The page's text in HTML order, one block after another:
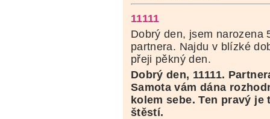
11111
Dobrý den, jsem narozena
partnera. Najdu v blízké
přeji pěkný den.
Dobrý den, 11111.
Samota vám dána
kolem sebe. Ten pravý
štěstí.